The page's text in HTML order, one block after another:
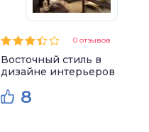
0 отзывов
Восточный стиль в
дизайне интерьеров
8